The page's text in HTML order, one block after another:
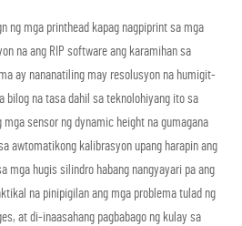
ng mga printhead kapag nagpiprint sa mga
na ang RIP software ang karamihan sa
ay nananatiling may resolusyon na humigit-
bilog na tasa dahil sa teknolohiyang ito sa
sensor ng dynamic height na gumagana
awtomatikong kalibrasyon upang harapin ang
mga hugis silindro habang nangyayari pa ang
na pinipigilan ang mga problema tulad ng
at di-inaasahang pagbabago ng kulay sa